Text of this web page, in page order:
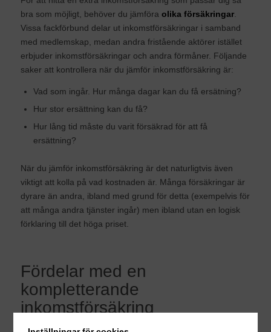
bra som möjligt, behöver du jämföra olika försäkringar.
Vissa fackförbund delar ut inkomstförsäkringar i samband
med medlemskap, medan andra fristående aktörer istället
erbjuder inkomstförsäkringar och andra förmåner. Följande
saker att kontrollera när du jämför inkomstförsäkring är:
Vad som ingår. Hur många dagar kan du få ersätning?
Hur stor ersättning kan du få?
Hur lång tid måste du varit försäkrad för att få
ersättning?
När du jämför inkomstförsäkring är det naturligtvis även
viktigt att kolla på vad kostnaden är. Många försäkringar är
dyrare än andra, ibland med grund för detta (exempelvis för
att många andra tjänster ingår) men ibland utan en logisk
förklaring till det höga priset.
Fördelar med en
kompletterande
inkomstförsäkring
Den stora fördelen med att teckna en